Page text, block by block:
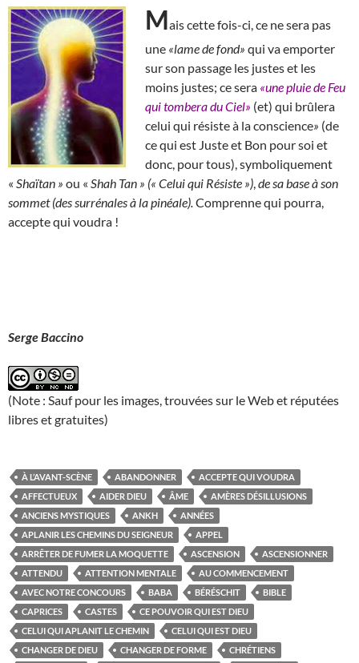
Mais cette fois-ci, ce ne sera pas
une «lame de fond» qui va emporter
sur son passage les justes et les
moins justes; ce sera «une pluie de Feu
qui tombera du Ciel» (et) qui brûlera
celui qui résiste à la conscience» (de
ce qui est Juste et Bon pour soi et
donc, pour tous), symboliquement
« Shaïtan » ou « Shah Tan » (« Celui qui Résiste ») de sa base à son
sommet (des surrénales à la pinéale). Comprenne qui pourra,
accepte qui voudra !
Serge Baccino
(Note : Sauf pour les images, trouvées sur le Web et réputées
libres et gratuites)
À L’AVANT-SCÈNE ABANDONNER
ACCEPTE QUI VOUDRA
AFFECTUEUX
AIDER DIEU ÂME
AMÈRES DÉSILLUSIONS
ANCIENS MYSTIQUES
ANKH
ANNÉES
APLANIR LES CHEMINS DU SEIGNEUR
APPEL
ARRÊTER DE FUMER LA MOQUETTE
ASCENSION
ASCENSIONNER
ATTENDU
ATTENTION MENTALE
AU COMMENCEMENT
AVEC NOTRE CONCOURS
BABA BÉRÉSCHIT
BIBLE
CAPRICES
CASTES
CE POUVOIR QUI EST DIEU
CELUI QUI APLANIT LE CHEMIN
CELUI QUI EST DIEU
CHANGER DE DIEU
CHANGER DE FORME CHRÉTIENS